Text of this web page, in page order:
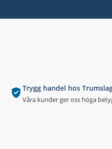
Trygg handel hos
Våra kunder ger oss höga